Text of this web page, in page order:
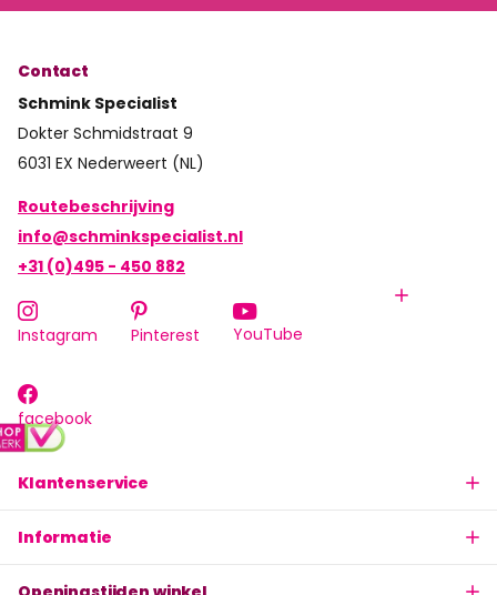
Klantenservice
Informatie
Contact
Schmink Specialist
Dokter Schmidstraat 9
6031 EX Nederweert (NL)
Routebeschrijving
info@schminkspecialist.nl
+31 (0)495 - 450 882
Instagram Pinterest YouTube
facebook